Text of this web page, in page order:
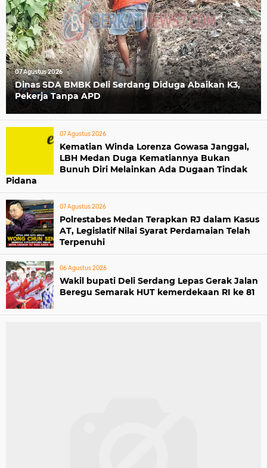
07 Agustus 2026
Dinas SDA BMBK Deli Serdang Diduga Abaikan K3,
Pekerja Tanpa APD
07 Agustus 2026
Kematian Winda Lorenza Gowasa Janggal,
LBH Medan Duga Kematiannya Bukan
Bunuh Diri Melainkan Ada Dugaan Tindak
Pidana
07 Agustus 2026
Polrestabes Medan Terapkan RJ dalam Kasus
AT, Legislatif Nilai Syarat Perdamaian Telah
Terpenuhi
06 Agustus 2026
Wakil bupati Deli Serdang Lepas Gerak Jalan
Beregu Semarak HUT kemerdekaan RI ke 81